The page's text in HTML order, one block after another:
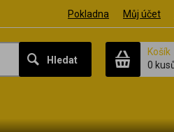
Pokladna Můj účet
Hledat
Košík
0